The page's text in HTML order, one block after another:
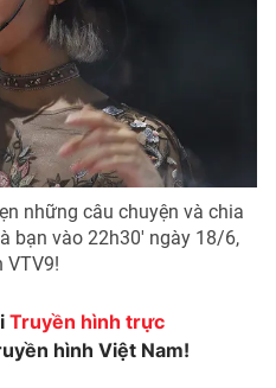
những câu chuyện và chia
bạn vào 22h30' ngày 18/6,
VTV9!
Truyền hình trực
hình Việt Nam!